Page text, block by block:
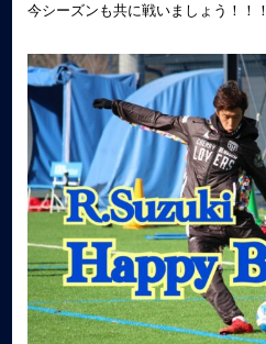
今シーズンも共に戦いましょう！！！